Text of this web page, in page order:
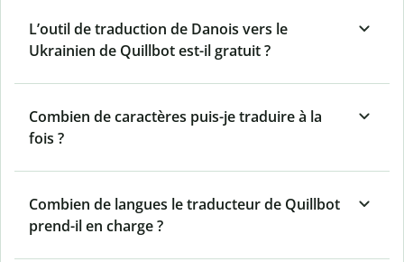
L’outil de traduction de Danois vers le
Ukrainien de Quillbot est-il gratuit ?
Combien de caractères puis-je traduire à la
fois ?
Combien de langues le traducteur de Quillbot
prend-il en charge ?